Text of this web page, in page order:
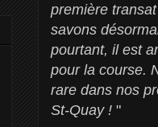
première
savons
pourtant, il est
pour la course.
rare dans nos
St-Quay ! "